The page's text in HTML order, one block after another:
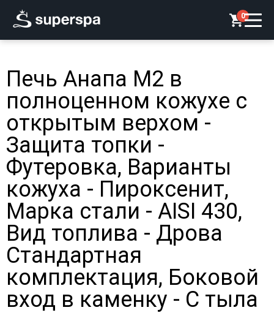
0
Печь Анапа М2 в
полноценном кожухе с
открытым верхом -
Защита топки -
Футеровка, Варианты
кожуха - Пироксенит,
Марка стали - AISI 430,
Вид топлива - Дрова
Стандартная
комплектация, Боковой
вход в каменку - С тыла